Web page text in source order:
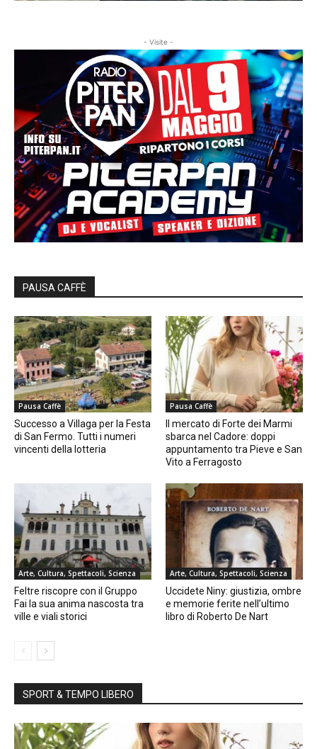
- Visite -
PAUSA CAFFÈ
Pausa Caffè
Successo a Villaga per la Festa
di San Fermo. Tutti i numeri
vincenti della lotteria
Pausa Caffè
Il mercato di Forte dei Marmi
sbarca nel Cadore: doppi
appuntamento tra Pieve e San
Vito a Ferragosto
Arte, Cultura, Spettacoli, Scienza
Feltre riscopre con il Gruppo
Fai la sua anima nascosta tra
ville e viali storici
Arte, Cultura, Spettacoli, Scienza
Uccidete Niny: giustizia, ombre
e memorie ferite nell’ultimo
libro di Roberto De Nart
SPORT & TEMPO LIBERO